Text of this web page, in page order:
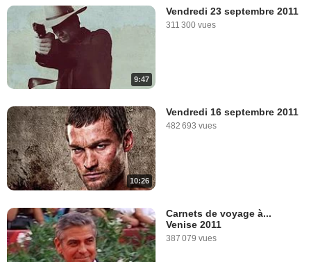
9:47
Vendredi 23 septembre 2011
311 300 vues
10:26
Vendredi 16 septembre 2011
482 693 vues
Carnets de voyage à...
Venise 2011
387 079 vues